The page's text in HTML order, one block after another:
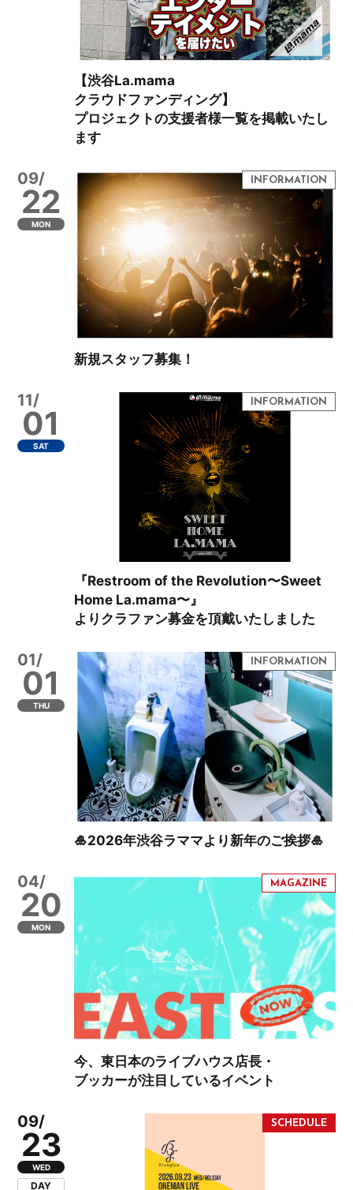
【渋谷La.mama
クラウドファンディング】
プロジェクトの支援者様一覧を掲載いたし
ます
09/
22
MON
新規スタッフ募集！
11/
01
SAT
『Restroom of the Revolution〜Sweet
Home La.mama〜』
よりクラファン募金を頂戴いたしました
01/
01
THU
🎍2026年渋谷ラママより新年のご挨拶🎍
04/
20
MON
今、東日本のライブハウス店長・
ブッカーが注目しているイベント
09/
23
WED
DAY